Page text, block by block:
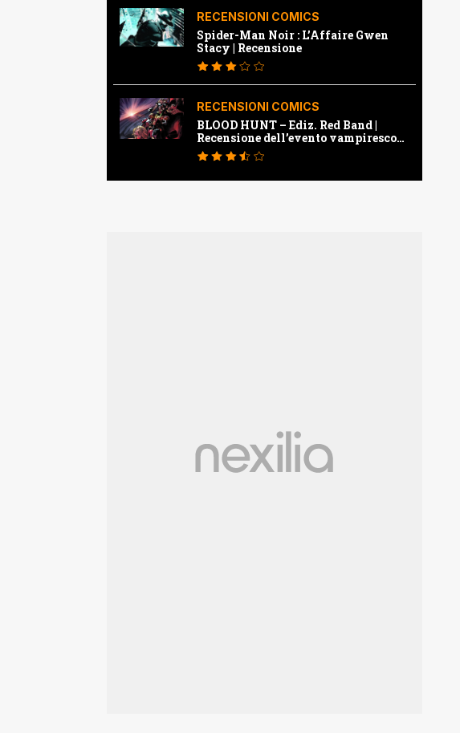
RECENSIONI COMICS
Spider-Man Noir : L’Affaire Gwen
Stacy | Recensione
RECENSIONI COMICS
BLOOD HUNT – Ediz. Red Band |
Recensione dell’evento vampiresco
della Marvel